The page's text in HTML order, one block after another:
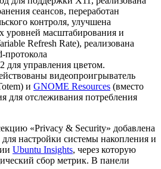
сеансов, переработан
контроля, улучшена
уровней масштабирования и
Refresh Rate), реализована
для управления цветом.
видеопроигрыватель
и GNOME Resources (вместо
для отслеживания потребления
«Privacy & Security» добавлена
настройки системы накопления и
Ubuntu Insights, через которую
сбор метрик. В панели